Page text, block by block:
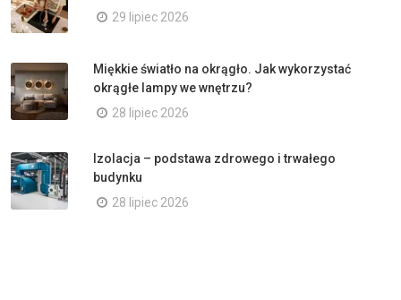
29 lipiec 2026
Miękkie światło na okrągło. Jak wykorzystać
okrągłe lampy we wnętrzu?
28 lipiec 2026
Izolacja – podstawa zdrowego i trwałego
budynku
28 lipiec 2026